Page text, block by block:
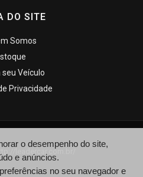
DO SITE
Somos
seu Veículo
Privacidade
leadercar.com.br/
o desempenho do site,
e anúncios.
no seu navegador e